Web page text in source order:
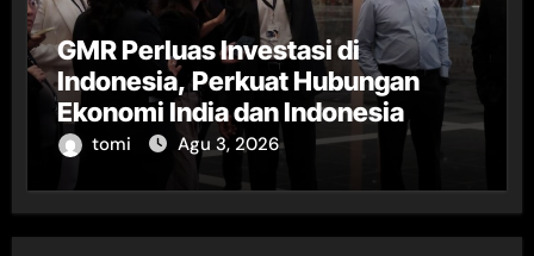
GMR Perluas Investasi di
Indonesia, Perkuat Hubungan
Ekonomi India dan Indonesia
tomi Agu 3, 2026